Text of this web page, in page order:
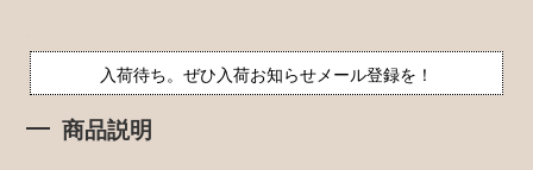
入荷待ち。ぜひ入荷お知らせメール登録を！
商品説明